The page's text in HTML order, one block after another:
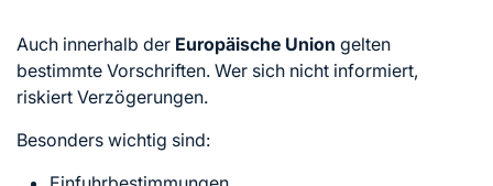
Auch innerhalb der Europäische Union gelten
bestimmte Vorschriften. Wer sich nicht informiert,
riskiert Verzögerungen.
Besonders wichtig sind: